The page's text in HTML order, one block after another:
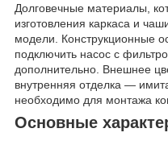
Долговечные материалы,
изготовления каркаса и
модели. Конструкционные
подключить насос с
дополнительно. Внешнее
внутренняя отделка —
необходимо для монтажа
Основные